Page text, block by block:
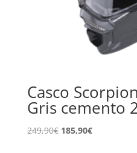
Casco
Gris cemento
249,90€ El
185,90€El